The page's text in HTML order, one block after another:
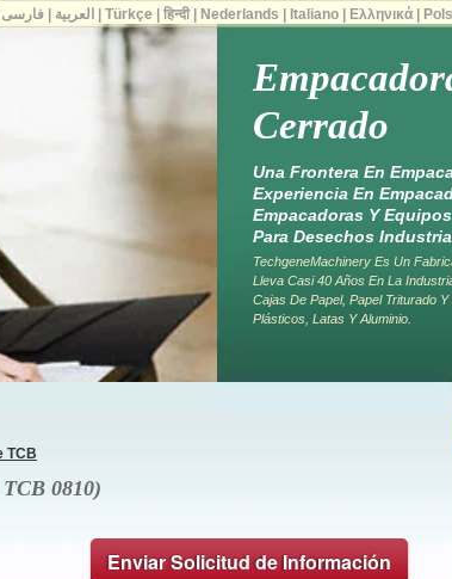
Cerrado
Una Frontera En
Experiencia En
Empacadoras Y
Para Desechos
TechgeneMachinery Es Un
Lleva Casi 40 Años En La
Cajas De Papel, Papel Triturado
Plásticos, Latas Y Aluminio.
TCB
0810)
Enviar Solicitud de Información
العربية فارسی |Türkçe |हिन्दी| Nederlands Italiano Ελληνικά